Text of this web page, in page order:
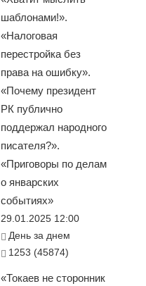
шаблонами!».
«Налоговая
перестройка без
права на ошибку».
«Почему президент
РК публично
поддержал народного
писателя?».
«Приговоры по делам
о январских
событиях»
29.01.2025 12:00
День за днем
1253 (45874)
«Токаев не сторонник